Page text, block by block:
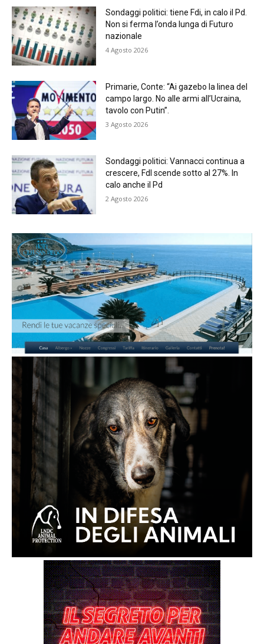
Sondaggi politici: tiene Fdi, in calo il Pd.
Non si ferma l’onda lunga di Futuro
nazionale
4 Agosto 2026
Primarie, Conte: “Ai gazebo la linea del
campo largo. No alle armi all’Ucraina,
tavolo con Putin”.
3 Agosto 2026
Sondaggi politici: Vannacci continua a
crescere, FdI scende sotto al 27%. In
calo anche il Pd
2 Agosto 2026